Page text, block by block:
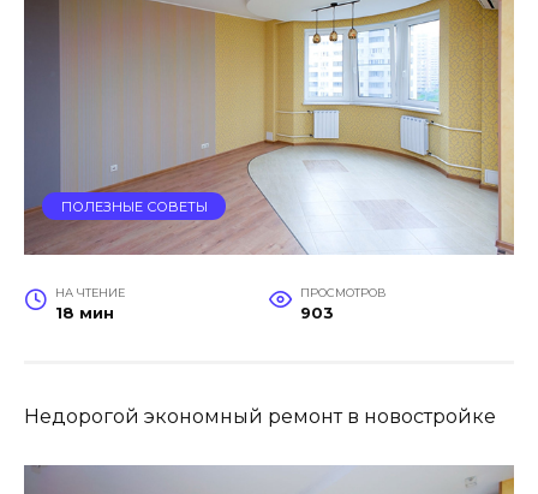
ПОЛЕЗНЫЕ СОВЕТЫ
НА ЧТЕНИЕ
18 мин
ПРОСМОТРОВ
903
Недорогой экономный ремонт в новостройке